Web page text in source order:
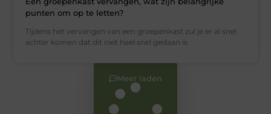
punten om op te letten?
Tijdens het vervangen van een groepenkast zul je er al snel
achter komen dat dit niet heel snel gedaan is.
Meer laden